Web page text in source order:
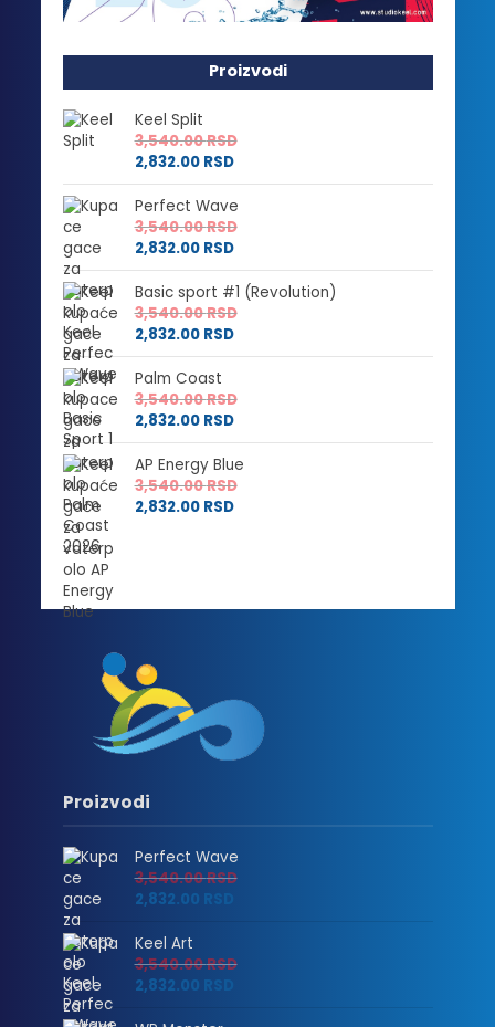
Proizvodi
Keel Split
3,540.00RSD
2,832.00 RSD
Perfect Wave
3,540.00RSD
2,832.00 RSD
Basic sport #1 (Revolution)
3,540.00RSD
2,832.00 RSD
Palm Coast
3,540.00RSD
2,832.00 RSD
AP Energy Blue
3,540.00RSD
2,832.00 RSD
Proizvodi
Perfect Wave
3,540.00RSD
2,832.00 RSD
Keel Art
3,540.00RSD
2,832.00 RSD